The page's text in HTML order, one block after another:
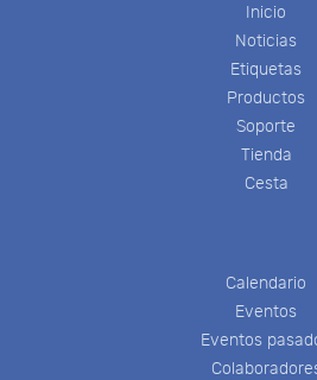
Inicio
Noticias
Etiquetas
Productos
Soporte
Tienda
Cesta
Calendario
Eventos
Eventos